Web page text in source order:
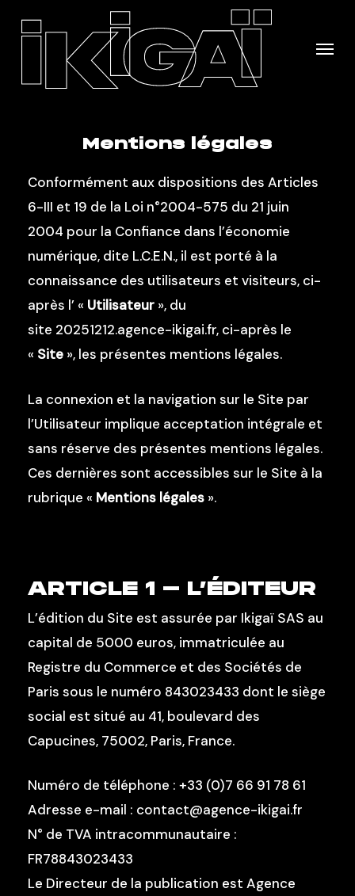
content
Menu
Mentions légales
Conformément aux dispositions des Articles
6-III et 19 de la Loi n°2004-575 du 21 juin
2004 pour la Confiance dans l’économie
numérique, dite L.C.E.N., il est porté à la
connaissance des utilisateurs et visiteurs, ci-
après l’ « Utilisateur», du
site 20251212.agence-ikigai.fr, ci-après le
« Site», les présentes mentions légales.
La connexion et la navigation sur le Site par
l’Utilisateur implique acceptation intégrale et
sans réserve des présentes mentions légales.
Ces dernières sont accessibles sur le Site à la
rubrique « Mentions légales».
ARTICLE 1 – L’ÉDITEUR
L’édition du Site est assurée par Ikigaï SAS au
capital de 5000 euros, immatriculée au
Registre du Commerce et des Sociétés de
Paris sous le numéro 843023433 dont le siège
social est situé au 41, boulevard des
Capucines, 75002, Paris, France.
Numéro de téléphone : +33 (0)7 66 91 78 61
Adresse e-mail : contact@agence-ikigai.fr
N° de TVA intracommunautaire :
FR78843023433
Le Directeur de la publication est Agence